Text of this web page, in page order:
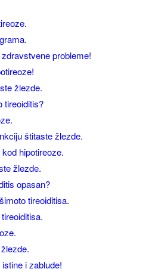
probleme!
žlezde.
tireoiditis?
štitaste žlezde.
hipotireoze.
žlezde.
opasan?
tireoiditisa.
i zablude!